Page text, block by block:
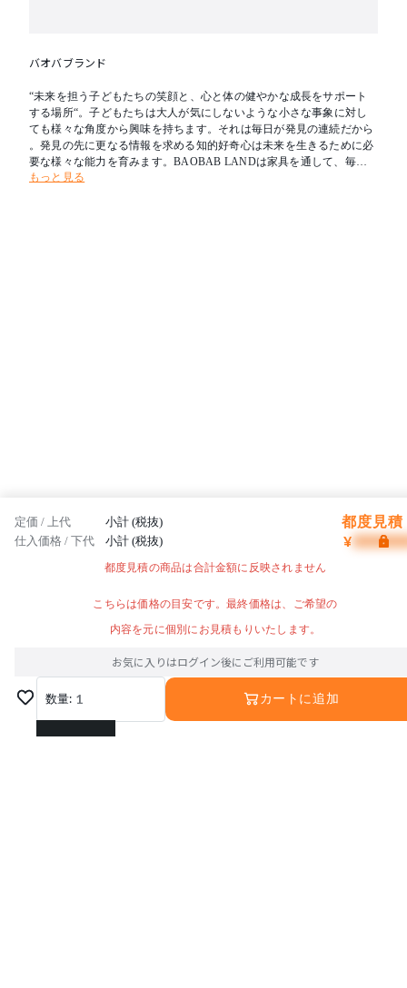
バオバブランド
“未来を担う子どもたちの笑顔と、心と体の健やかな成長をサポート
する場所“。子どもたちは大人が気にしないような小さな事象に対し
ても様々な角度から興味を持ちます。それは毎日が発見の連続だから
。発見の先に更なる情報を求める知的好奇心は未来を生きるために必
要な様々な能力を育みます。BAOBAB LANDは家具を通して、毎日
を楽しみながらぐんぐん成長していく子どもたちの「遊びたい」「使
もっと見る
定価 / 上代 小計 (税抜) 都度見積
仕入価格 / 下代 小計 (税抜) ¥
都度見積の商品は合計金額に反映されません
こちらは価格の目安です。最終価格は、ご希望の
内容を元に個別にお見積もりいたします。
お気に入りはログイン後にご利用可能です
数量: 1
1
カートに追加